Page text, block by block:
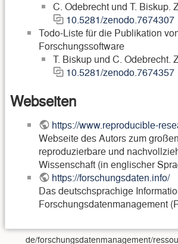
C. Odebrecht und T. Biskup.
10.5281/zenodo.7674307
Todo-Liste für die Publikation
Forschungssoftware
T. Biskup und C. Odebrecht.
10.5281/zenodo.7674357
Webseiten
https://www.reproducible-
Webseite des Autors zum
reproduzierbare und
Wissenschaft (in englischer
https://forschungsdaten.info/
Das deutschsprachige
Forschungsdatenmanagement
de/forschungsdatenmanagement/